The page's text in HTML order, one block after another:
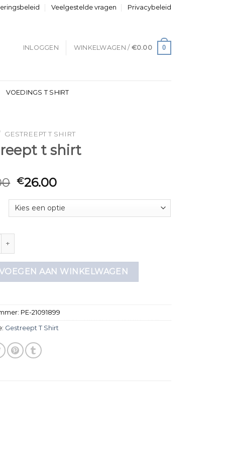
Veelgestelde vragen Privacybeleid
INLOGGEN WINKELWAGEN / €0.00 0
VOEDINGS T SHIRT
GESTREEPT T SHIRT
t shirt
€26.00
t shirt aantal
AAN WINKELWAGEN
PE-21091899
Gestreept T Shirt